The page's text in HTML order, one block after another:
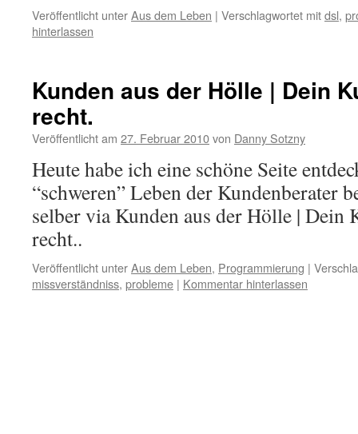
Veröffentlicht unterAus dem Leben | Verschlagwortet mitdsl,
hinterlassen
Kunden aus der Hölle | Dein
recht.
Veröffentlicht am 27. Februar 2010von Danny Sotzny
Heute habe ich eine schöne Seite
“schweren” Leben der Kundenberater
selber via Kunden aus der Hölle | Dein
recht..
Veröffentlicht unterAus dem Leben, Programmierung |
missverständniss, probleme | Kommentar hinterlassen